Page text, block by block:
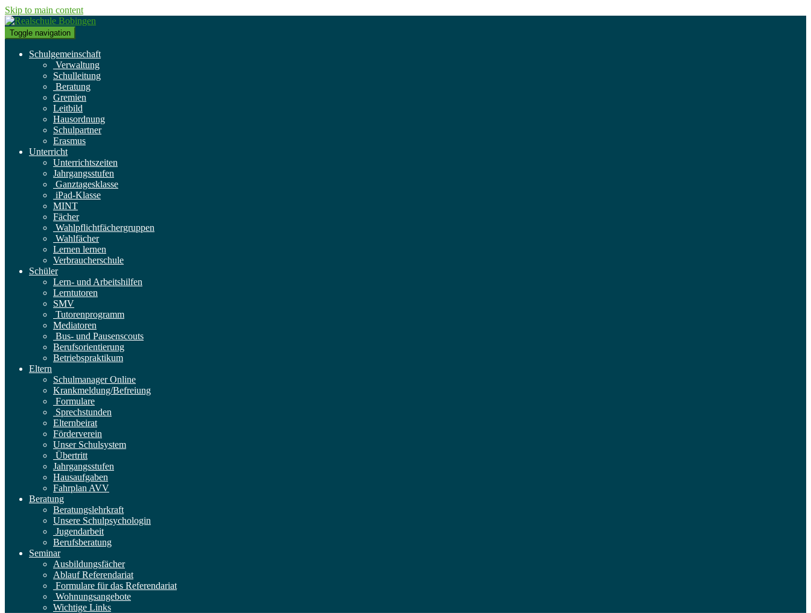
Skip to main content
Toggle navigation
Schulgemeinschaft
Verwaltung
Schulleitung
Beratung
Gremien
Leitbild
Hausordnung
Schulpartner
Erasmus
Unterricht
Unterrichtszeiten
Jahrgangsstufen
Ganztagesklasse
iPad-Klasse
MINT
Fächer
Wahlpflichtfächergruppen
Wahlfächer
Lernen lernen
Verbraucherschule
Schüler
Lern- und Arbeitshilfen
Lerntutoren
SMV
Tutorenprogramm
Mediatoren
Bus- und Pausenscouts
Berufsorientierung
Betriebspraktikum
Eltern
Schulmanager Online
Krankmeldung/Befreiung
Formulare
Sprechstunden
Elternbeirat
Förderverein
Unser Schulsystem
Übertritt
Jahrgangsstufen
Hausaufgaben
Fahrplan AVV
Beratung
Beratungslehrkraft
Unsere Schulpsychologin
Jugendarbeit
Berufsberatung
Seminar
Ausbildungsfächer
Ablauf Referendariat
Formulare für das Referendariat
Wohnungsangebote
Wichtige Links